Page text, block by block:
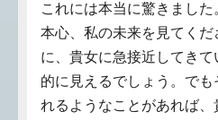
これには本当に驚きまし
本心、私の未来を見てく
に、貴女に急接近してき
的に見えるでしょう。で
れるようなことがあれば